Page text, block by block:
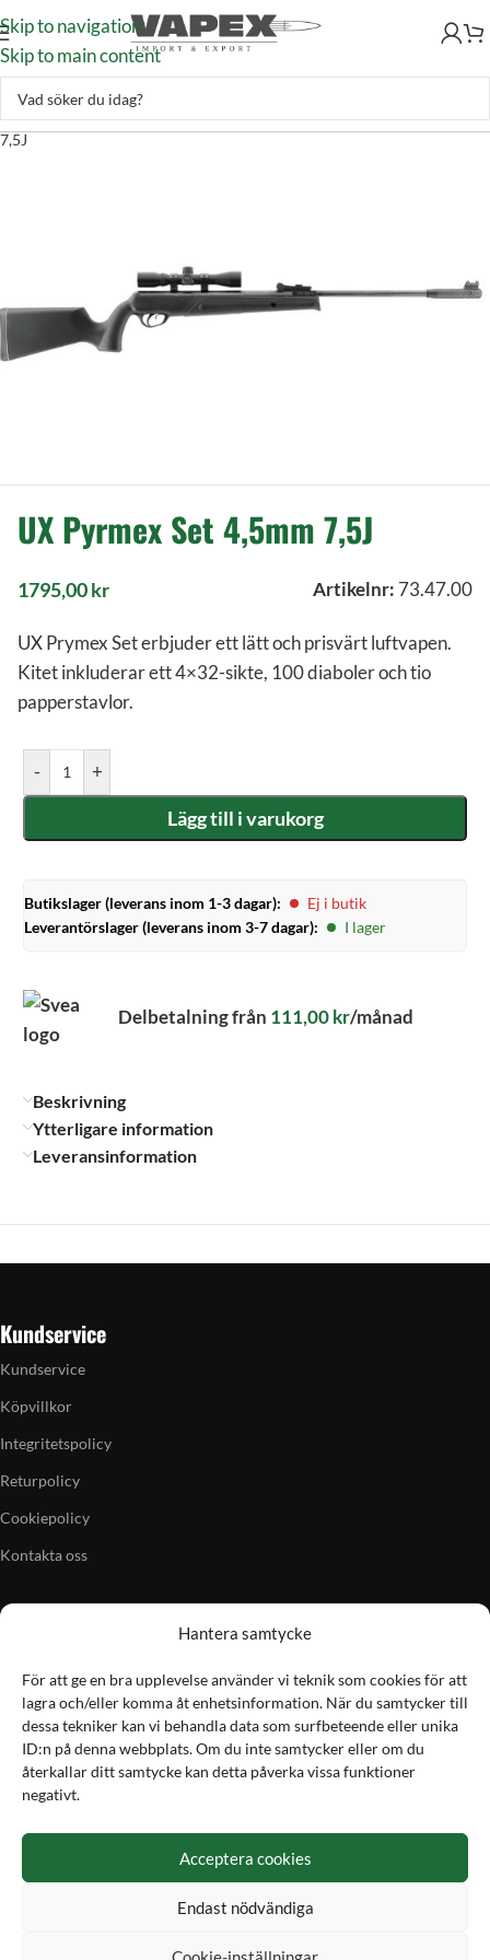
Hantera samtycke
För att ge en bra upplevelse använder vi teknik som cookies för att
lagra och/eller komma åt enhetsinformation. När du samtycker till
dessa tekniker kan vi behandla data som surfbeteende eller unika
ID:n på denna webbplats. Om du inte samtycker eller om du
återkallar ditt samtycke kan detta påverka vissa funktioner
negativt.
Acceptera cookies
Endast nödvändiga
Skip to navigation
Skip to main content
Skytte–Luftvapen–Luftgevär–Gevär fjäder–UX Pyrmex Set 4,5mm
7,5J
UX Pyrmex Set 4,5mm 7,5J
1795,00kr Artikelnr: 73.47.00
UX Prymex Set erbjuder ett lätt och prisvärt luftvapen.
Kitet inkluderar ett 4×32-sikte, 100 diaboler och tio
papperstavlor.
- +
Lägg till i varukorg
Butikslager (leverans inom 1-3 dagar):
Ej i butik
Leverantörslager (leverans inom 3-7 dagar):
I lager
Delbetalning från 111,00kr/månad
Beskrivning
Ytterligare information
Leveransinformation
Kundservice
Kundservice
Köpvillkor
Integritetspolicy
Returpolicy
Cookiepolicy
Kontakta oss
Företaget
Butiken i Vellinge
Artiklar
Grain till gram-kalkylator
Kampanjer
Kategorier
Jakt & fiske
Handladdning
Optik
Betalning
Hos Vapex handlar du tryggt och säkert med Svea